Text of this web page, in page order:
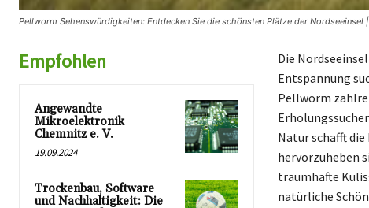
Pellworm Sehenswürdigkeiten: Entdecken Sie die schönsten Plätze der
Empfohlen
Angewandte
Mikroelektronik
Chemnitz e. V.
19.09.2024
Trockenbau, Software
und Nachhaltigkeit: Die
Die
Entspannung
Pellworm
Natur schafft
hervorzuheben
traumhafte
natürliche